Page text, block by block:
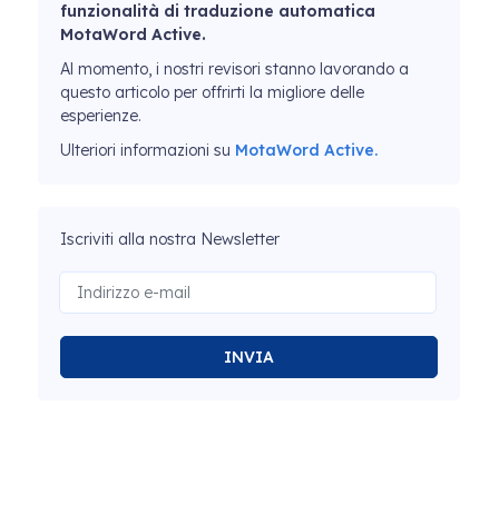
funzionalità di traduzione automatica
MotaWord Active.
Al momento, i nostri revisori stanno lavorando a
questo articolo per offrirti la migliore delle
esperienze.
Ulteriori informazioni su MotaWord Active.
Iscriviti alla nostra Newsletter
INVIA